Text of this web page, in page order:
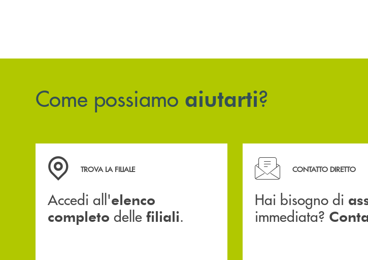
Come possiamo aiutarti?
Accedi all' elenco completo delle filiali .
TROVA LA FILIALE
Accedi all'elenco
completo delle filiali.
Hai bisogno di assistenza
CONTATTO DIRETTO
Hai bisogno di
immediata?